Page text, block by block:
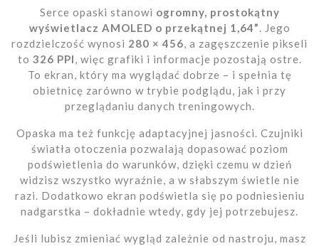
Serce opaski stanowi ogromny, prostokątny
wyświetlacz AMOLED o przekątnej 1,64”. Jego
rozdzielczość wynosi 280 × 456, a zagęszczenie pikseli
to 326 PPI, więc grafiki i informacje pozostają ostre.
To ekran, który ma wyglądać dobrze – i spełnia tę
obietnicę zarówno w trybie podglądu, jak i przy
przeglądaniu danych treningowych.
Opaska ma też funkcję adaptacyjnej jasności. Czujniki
światła otoczenia pozwalają dopasować poziom
podświetlenia do warunków, dzięki czemu w dzień
widzisz wszystko wyraźnie, a w słabszym świetle nie
razi. Dodatkowo ekran podświetla się po podniesieniu
nadgarstka – dokładnie wtedy, gdy jej potrzebujesz.
Jeśli lubisz zmieniać wygląd zależnie od nastroju, masz